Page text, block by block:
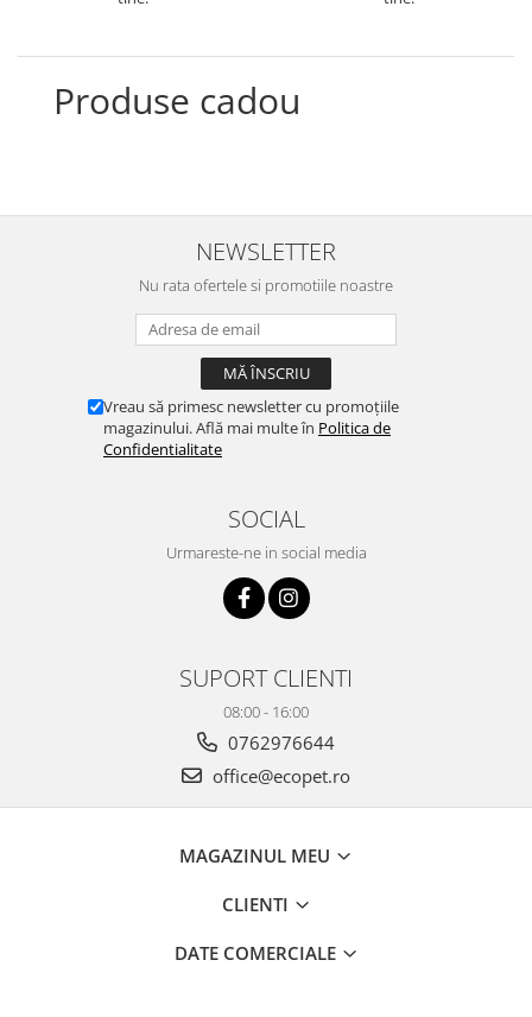
Produse cadou
NEWSLETTER
Nu rata ofertele si promotiile noastre
Vreau să primesc newsletter cu promoțiile
magazinului. Află mai multe în Politica de
Confidentialitate
SOCIAL
Urmareste-ne in social media
SUPORT CLIENTI
08:00 - 16:00
0762976644
office@ecopet.ro
MAGAZINUL MEU
CLIENTI
DATE COMERCIALE